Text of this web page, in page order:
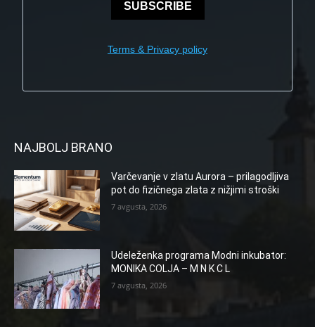
SUBSCRIBE
Terms & Privacy policy
NAJBOLJ BRANO
Varčevanje v zlatu Aurora – prilagodljiva
pot do fizičnega zlata z nižjimi stroški
7 avgusta, 2026
Udeleženka programa Modni inkubator:
MONIKA COLJA – M N K C L
7 avgusta, 2026